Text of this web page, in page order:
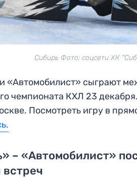
Сибирь Фото: соцсети ХК
«Автомобилист» сыграют
чемпионата КХЛ 23
Посмотреть игру в
.
– «Автомобилист»
встреч